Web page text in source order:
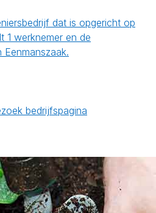
dat is opgericht op
1 werknemer en de
bedrijfspagina